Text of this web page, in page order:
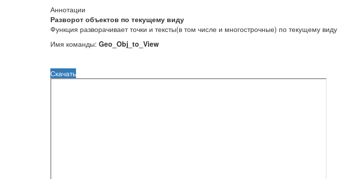
Аннотации
Разворот объектов по текущему виду
Функция разворачивает точки и тексты(в том числе и многострочные) по текущему виду
Имя команды: Geo_Obj_to_View
Скачать